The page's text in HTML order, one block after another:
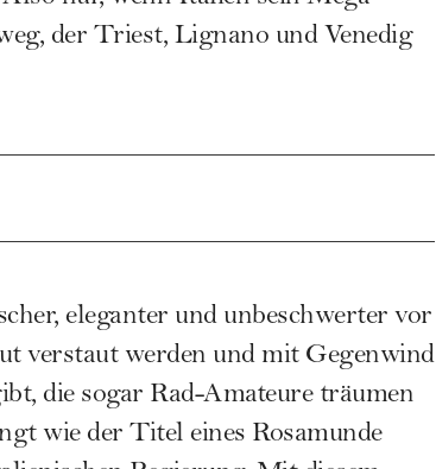
der Triest, Lignano und Venedig
eleganter und unbeschwerter vor
verstaut werden und mit Gegenwind
die sogar Rad-Amateure träumen
wie der Titel eines Rosamunde